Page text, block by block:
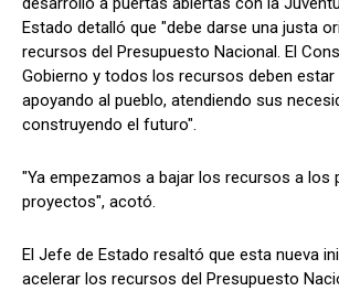
Estado detalló que "debe darse una justa
recursos del Presupuesto Nacional. El
Gobierno y todos los recursos deben
apoyando al pueblo, atendiendo sus
construyendo el futuro".
"Ya empezamos a bajar los recursos a los
proyectos", acotó.
El Jefe de Estado resaltó que esta nueva
acelerar los recursos del Presupuesto